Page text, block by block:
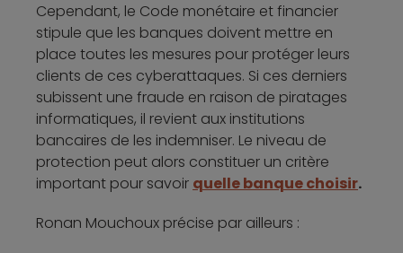
Cependant, le Code monétaire et financier
stipule que les banques doivent mettre en
place toutes les mesures pour protéger leurs
clients de ces cyberattaques. Si ces derniers
subissent une fraude en raison de piratages
informatiques, il revient aux institutions
bancaires de les indemniser. Le niveau de
protection peut alors constituer un critère
important pour savoir quelle banque choisir.
Ronan Mouchoux précise par ailleurs :